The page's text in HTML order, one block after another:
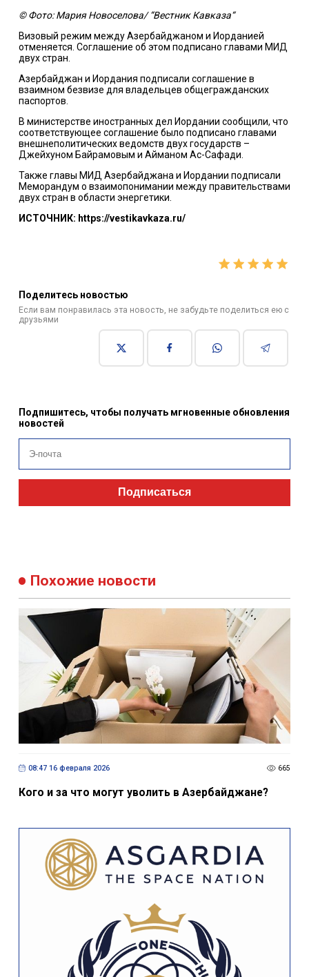
© Фото: Мария Новоселова/ “Вестник Кавказа“
Визовый режим между Азербайджаном и Иорданией
отменяется. Соглашение об этом подписано главами МИД
двух стран.
Азербайджан и Иордания подписали соглашение в
взаимном безвизе для владельцев общегражданских
паспортов.
В министерстве иностранных дел Иордании сообщили, что
соответствующее соглашение было подписано главами
внешнеполитических ведомств двух государств –
Джейхуном Байрамовым и Айманом Ас-Сафади.
Также главы МИД Азербайджана и Иордании подписали
Меморандум о взаимопонимании между правительствами
двух стран в области энергетики.
ИСТОЧНИК: https://vestikavkaza.ru/
Поделитесь новостью
Если вам понравилась эта новость, не забудьте поделиться ею с
друзьями
Подпишитесь, чтобы получать мгновенные обновления
новостей
Подписаться
Похожие новости
08:47 16 февраля 2026 665
Кого и за что могут уволить в Азербайджане?